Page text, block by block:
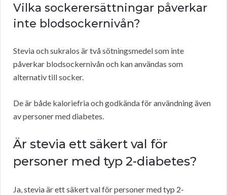
Vilka sockerersättningar påverkar
inte blodsockernivån?
Stevia och sukralos är två sötningsmedel som inte
påverkar blodsockernivån och kan användas som
alternativ till socker.
De är både kaloriefria och godkända för användning även
av personer med diabetes.
Är stevia ett säkert val för
personer med typ 2-diabetes?
Ja, stevia är ett säkert val för personer med typ 2-